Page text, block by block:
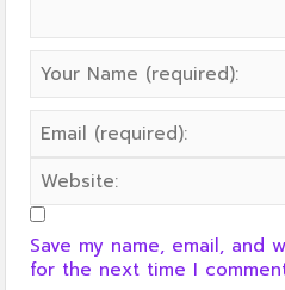
Save my name, email, and
for the next time I